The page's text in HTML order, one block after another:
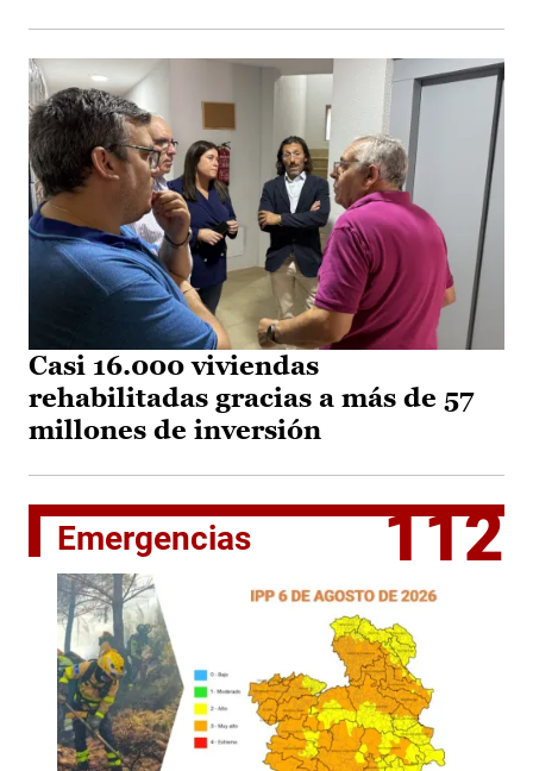
Casi 16.000 viviendas
rehabilitadas gracias a más de 57
millones de inversión
Emergencias 112